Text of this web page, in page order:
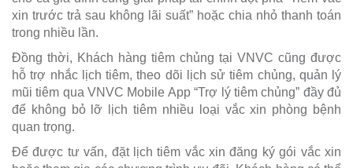
xin trước trả sau không lãi suất” hoặc chia nhỏ thanh toán
trong nhiều lần.
Đồng thời, Khách hàng tiêm chủng tại VNVC cũng được
hỗ trợ nhắc lịch tiêm, theo dõi lịch sử tiêm chủng, quản lý
mũi tiêm qua VNVC Mobile App “Trợ lý tiêm chủng” đầy đủ
để không bỏ lỡ lịch tiêm nhiều loại vắc xin phòng bệnh
quan trọng.
Để được tư vấn, đặt lịch tiêm vắc xin đăng ký gói vắc xin